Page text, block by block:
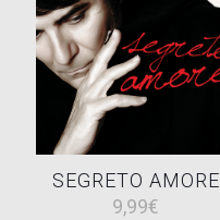
SEGRETO AMORE
9,99€